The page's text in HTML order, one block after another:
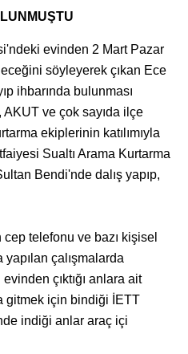
evinden 2 Mart Pazar
söyleyerek çıkan Ece
ihbarında bulunması
ve çok sayıda ilçe
ekiplerinin katılımıyla
Sualtı Arama Kurtarma
Bendi'nde dalış yapıp,
telefonu ve bazı kişisel
yapılan çalışmalarda
çıktığı anlara ait
gitmek için bindiği İETT
indiği anlar araç içi